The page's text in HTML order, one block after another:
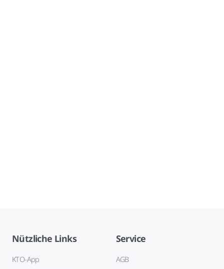
Nützliche Links
KTO-App
Service
AGB